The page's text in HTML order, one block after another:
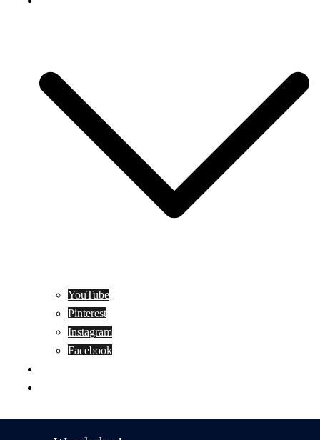
YouTube
Pinterest
Instagram
Facebook